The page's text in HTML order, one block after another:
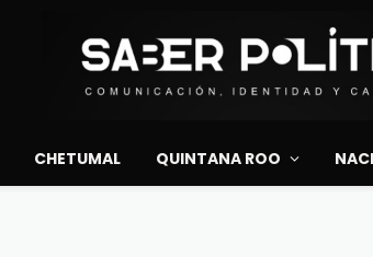
CHETUMAL QUINTANA ROO